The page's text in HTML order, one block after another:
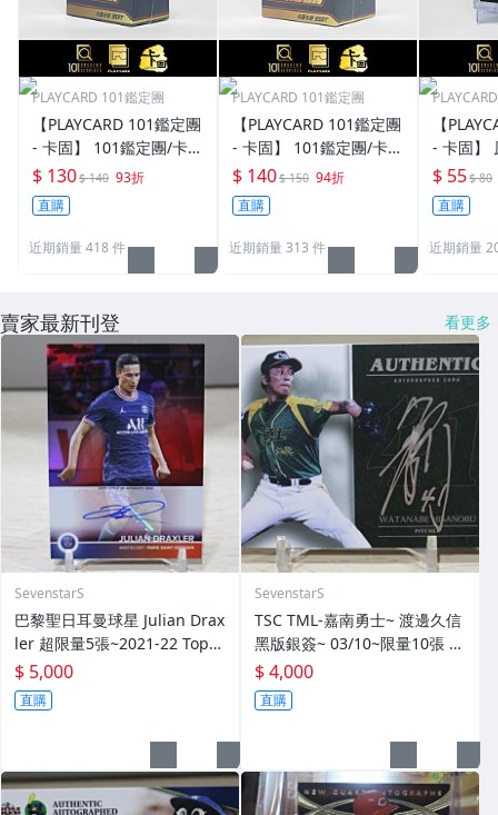
PLAYCARD 101鑑定團
【PLAYCARD 101鑑定團
- 卡固】 101鑑定團/卡固
原廠原裝 一般卡夾 / 塑
膠殼 尺寸：35pt
$ 130$ 140 93折
直購
近期銷量 418 件
PLAYCARD 101鑑定團
【PLAYCARD 101鑑定團
- 卡固】 101鑑定團/卡固
原廠原裝 一般卡夾 / 塑
膠殼 尺寸：55pt
$ 140$ 150 94折
直購
近期銷量 313 件
【
- 卡固】
卡夾 /
pt /
$ 55$ 80
直購
近期銷量
賣家最新刊登 看更多
SevenstarS
巴黎聖日耳曼球星 Julian Drax
ler 超限量5張~2021-22 Topp
s Paris Saint-Germain SSP
亮面簽名卡~
$ 5,000
直購
SevenstarS
TSC TML-嘉南勇士~ 渡邊久信
黑版銀簽~ 03/10~限量10張 簽
名卡~交換卡 已換回~ 簽背號4
1~西武獅日職3屆勝投王 勇士T
ML三冠王 MVP~
$ 4,000
直購